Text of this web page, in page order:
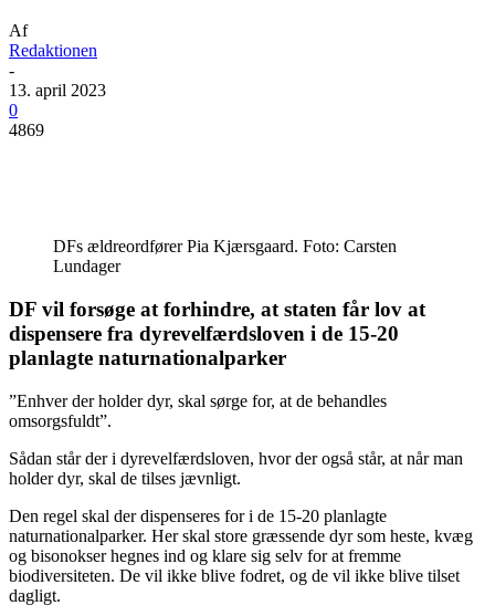
Af
Redaktionen
-
13. april 2023
0
4869
DFs ældreordfører Pia Kjærsgaard. Foto: Carsten
Lundager
DF vil forsøge at forhindre, at staten får lov at
dispensere fra dyrevelfærdsloven i de 15-20
planlagte naturnationalparker
”Enhver der holder dyr, skal sørge for, at de behandles
omsorgsfuldt”.
Sådan står der i dyrevelfærdsloven, hvor der også står, at når man
holder dyr, skal de tilses jævnligt.
Den regel skal der dispenseres for i de 15-20 planlagte
naturnationalparker. Her skal store græssende dyr som heste, kvæg
og bisonokser hegnes ind og klare sig selv for at fremme
biodiversiteten. De vil ikke blive fodret, og de vil ikke blive tilset
dagligt.